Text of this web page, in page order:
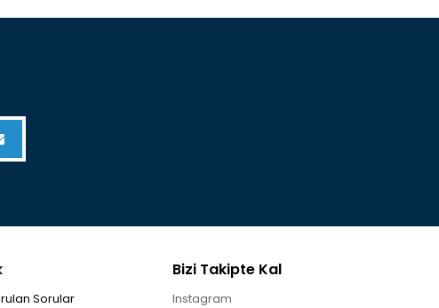
Sorular
Bizi Takipte Kal
Instagram